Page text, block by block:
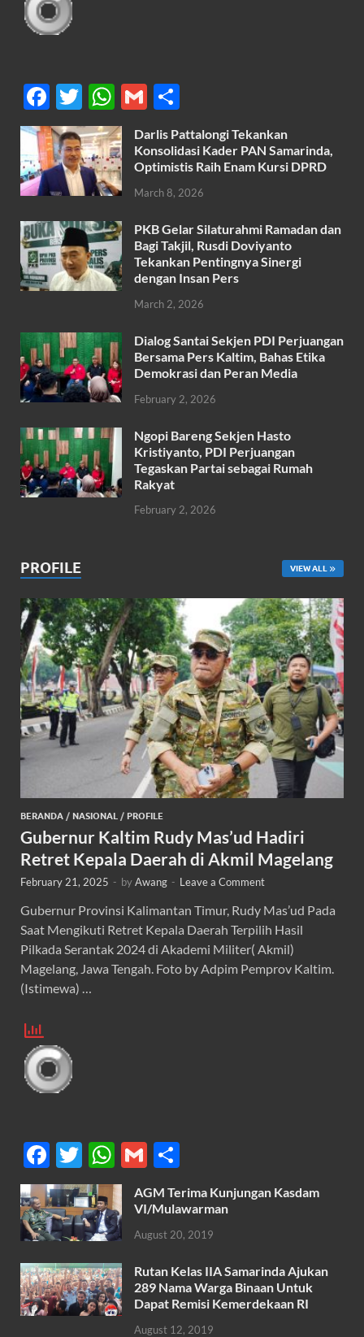
F
ac
e
b
o
o
k
T
w
itt
er
W
h
at
s
A
p
p
G
m
ail
h
ar
e
Darlis Pattalongi Tekankan
Konsolidasi Kader PAN Samarinda,
Optimistis Raih Enam Kursi DPRD
March 8, 2026
PKB Gelar Silaturahmi Ramadan dan
Bagi Takjil, Rusdi Doviyanto
Tekankan Pentingnya Sinergi
dengan Insan Pers
March 2, 2026
Dialog Santai Sekjen PDI Perjuangan
Bersama Pers Kaltim, Bahas Etika
Demokrasi dan Peran Media
February 2, 2026
Ngopi Bareng Sekjen Hasto
Kristiyanto, PDI Perjuangan
Tegaskan Partai sebagai Rumah
Rakyat
February 2, 2026
PROFILE VIEW ALL
BERANDA / NASIONAL / PROFILE
Gubernur Kaltim Rudy Mas’ud Hadiri
Retret Kepala Daerah di Akmil Magelang
February 21, 2025 - byAwang - Leave a Comment
Gubernur Provinsi Kalimantan Timur, Rudy Mas’ud Pada
Saat Mengikuti Retret Kepala Daerah Terpilih Hasil
Pilkada Serantak 2024 di Akademi Militer( Akmil)
Magelang, Jawa Tengah. Foto by Adpim Pemprov Kaltim.
(Istimewa) …
F
ac
e
b
o
o
k
T
w
itt
er
W
h
at
s
A
p
p
G
m
ail
h
ar
e
AGM Terima Kunjungan Kasdam
VI/Mulawarman
August 20, 2019
Rutan Kelas IIA Samarinda Ajukan
289 Nama Warga Binaan Untuk
Dapat Remisi Kemerdekaan RI
August 12, 2019